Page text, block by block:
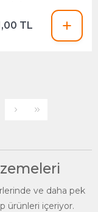
TL
ve daha pek
ürünleri içeriyor.